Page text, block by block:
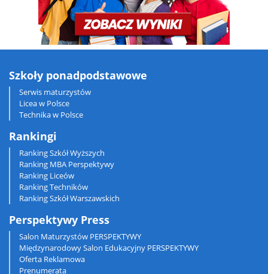
Szkoły ponadpodstawowe
Serwis maturzystów
Licea w Polsce
Technika w Polsce
Rankingi
Ranking Szkół Wyższych
Ranking MBA Perspektywy
Ranking Liceów
Ranking Techników
Ranking Szkół Warszawskich
Perspektywy Press
Salon Maturzystów PERSPEKTYWY
Międzynarodowy Salon Edukacyjny PERSPEKTYWY
Oferta Reklamowa
Prenumerata